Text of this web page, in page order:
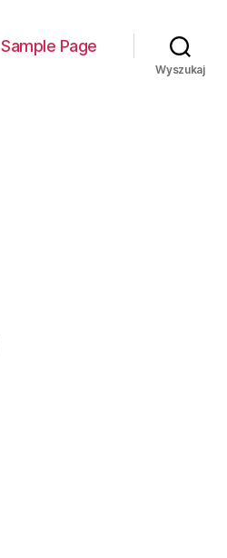
Sample Page
Wyszukaj